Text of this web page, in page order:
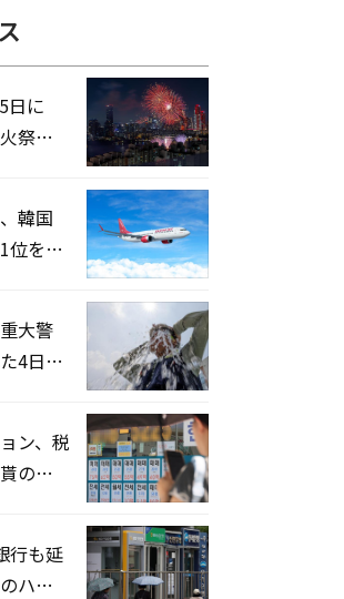
日に
祭り
韓国
位を記
大警
4日、
ン、税
の月
行も延
ハー